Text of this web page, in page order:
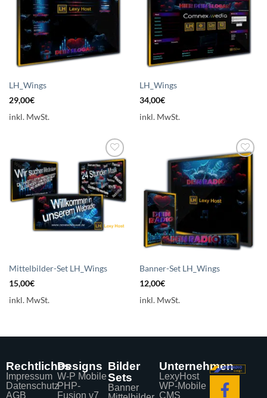
LH_Wings
29,00€
inkl. MwSt.
LH_Wings
34,00€
inkl. MwSt.
Auf die
Wunschliste
setzen
Mittelbilder-Set LH_Wings
15,00€
inkl. MwSt.
Auf die
Wunschliste
setzen
Banner-Set LH_Wings
12,00€
inkl. MwSt.
Rechtliches
Impressum
Datenschutz
AGB
Designs
W-P Mobile
PHP-
Fusion v7
Bilder
Sets
Banner
Unternehmen
LexyHost
WP-Mobile
CMS